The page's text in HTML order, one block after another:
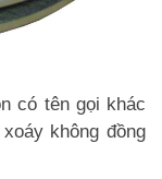
có tên gọi khác
không đồng